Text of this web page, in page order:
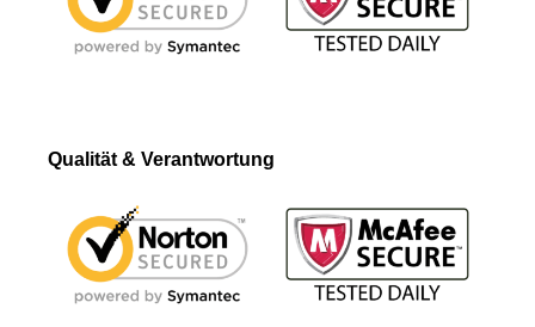
Qualität & Verantwortung